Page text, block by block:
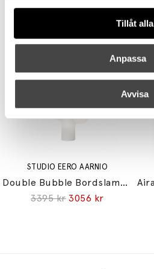
Tillåt alla
Anpassa
Avvisa
Gatto Piccolo Bordslampa
5835 kr 5252 kr
STUDIO EERO AARNIO
Double Bubble Bordslampa Small
3395 kr 3056 kr